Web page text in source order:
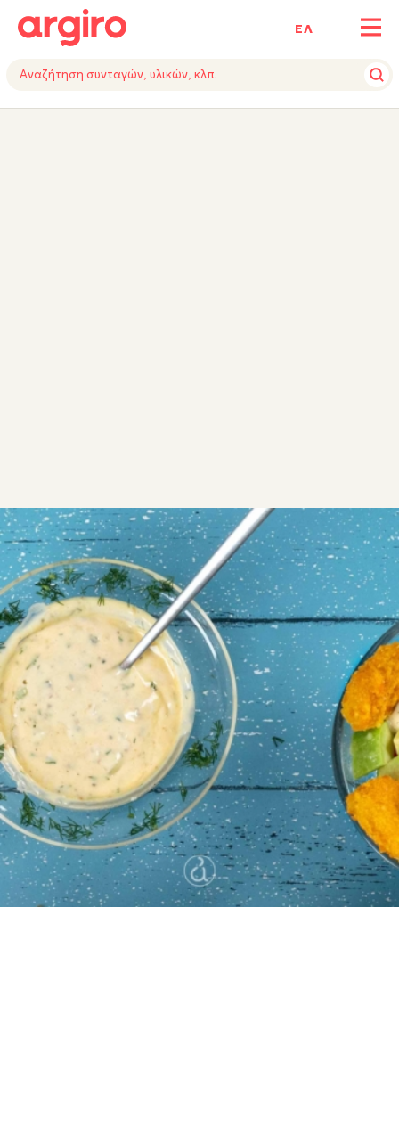
ΕΛ
ΥΛΙΚΑΕΚΤΕΛΕΣΗ
ΣΥΝΤΑΓΕΣ ΑΛΜΥΡΑ ΝΤΙΠ – ΣΑΛΤΣΕΣ
Σως ταρτάρ
0:10
4 5 λεπτά 5 λεπτά